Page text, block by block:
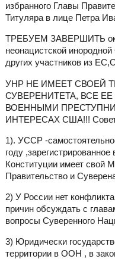
избранного Главы
Титуляра в лице Петра
ТРЕБУЕМ ЗАВЕРШИТЬ
неонацистской
других участников из
УНР НЕ ИМЕЕТ СВОЕЙ
СУВЕРЕНИТЕТА, ВСЕ
ВОЕННЫМИ
ИНТЕРЕСАХ США!!!
1). УССР -
году
Конституции имеет
Правительство и
2) У России нет
причин обсуждать с
вопросы Суверенного
3) Юридически
территории в ООН , в